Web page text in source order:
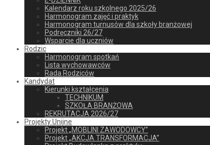
Kalendarz roku szkolnego 2025/26
Harmonogram zajęć i praktyk
Harmonogram turnusów dla szkoły branżowej
Podręczniki 26/27
Wsparcie dla uczniów
Rodzic
Harmonogram spotkań
Lista wychowawców
Rada Rodziców
Kandydat
Kierunki kształcenia
TECHNIKUM
SZKOŁA BRANŻOWA
REKRUTACJA 2026/27
Projekty Unijne
Projekt „MOBLINI ZAWODOWCY”
Projekt „AKCJA TRANSFORMACJA”